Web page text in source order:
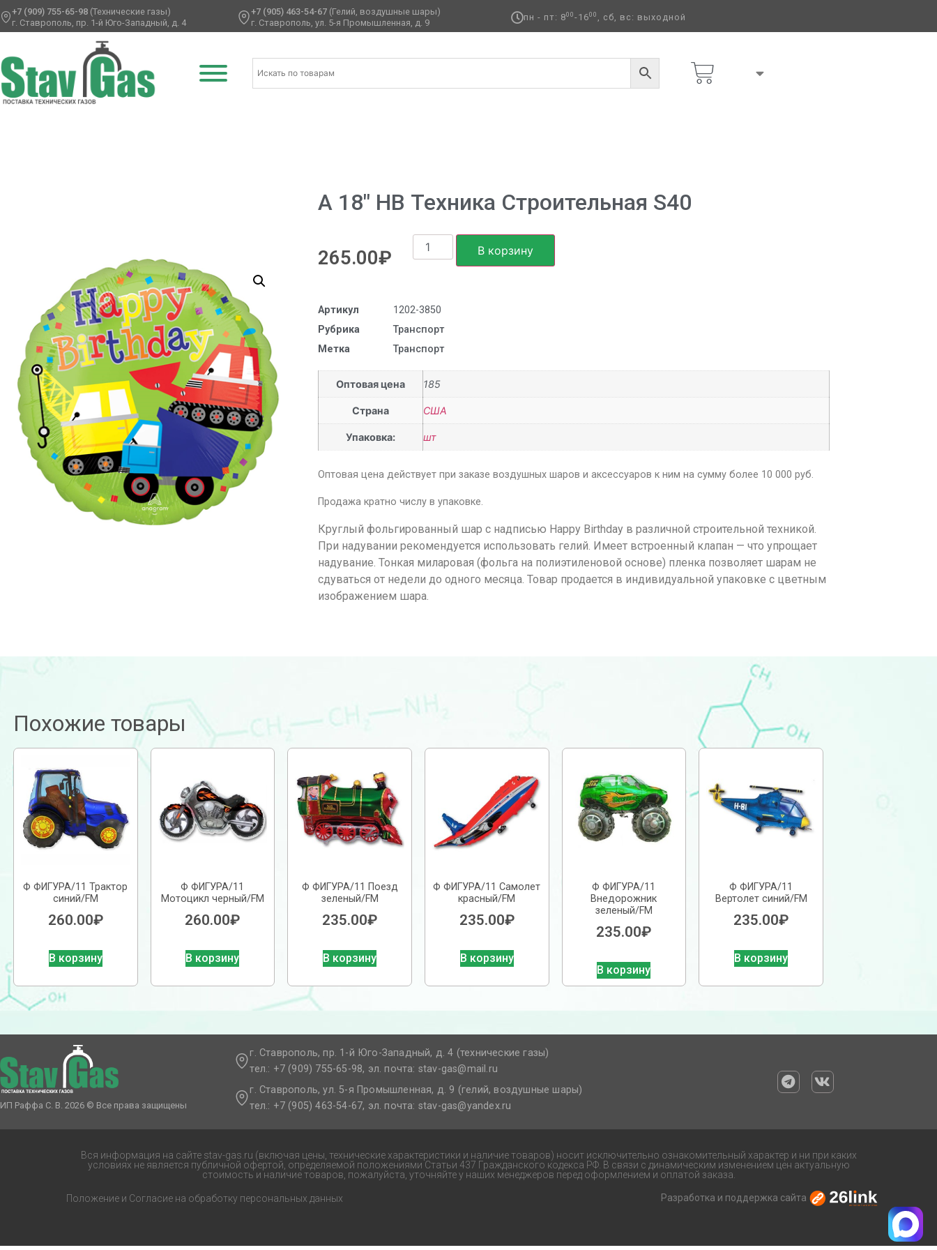
+7 (909) 755-65-98 (Технические газы)
г. Ставрополь, пр. 1-й Юго-Западный, д. 4
+7 (905) 463-54-67 (Гелий, воздушные шары)
г. Ставрополь, ул. 5-я Промышленная, д. 9 ​
пн - пт: 800-1600 , сб, вс: выходной
А 18″ HB Техника Строительная S40
265.00₽ В корзину
Артикул
1202-3850
Рубрика
Транспорт
Метка
Транспорт
Оптовая цена 185
Страна США
Упаковка: шт
Оптовая цена действует при заказе воздушных шаров и аксессуаров к ним на сумму более 10 000 руб.
Продажа кратно числу в упаковке.
Круглый фольгированный шар с надписью Happy Birthday в различной строительной техникой.
При надувании рекомендуется использовать гелий. Имеет встроенный клапан — что упрощает
надувание. Тонкая миларовая (фольга на полиэтиленовой основе) пленка позволяет шарам не
сдуваться от недели до одного месяца. Товар продается в индивидуальной упаковке с цветным
изображением шара.
Похожие товары
Ф ФИГУРА/11 Трактор
синий/FM
260.00₽
В корзину
Ф ФИГУРА/11
Мотоцикл черный/FM
260.00₽
В корзину
Ф ФИГУРА/11 Поезд
зеленый/FM
235.00₽
В корзину
Ф ФИГУРА/11 Самолет
красный/FM
235.00₽
В корзину
Ф ФИГУРА/11
Внедорожник
зеленый/FM
235.00₽
В корзину
Ф ФИГУРА/11
Вертолет синий/FM
235.00₽
В корзину
ИП Раффа С. В. 2026 © Все права защищены
г. Ставрополь, пр. 1-й Юго-Западный, д. 4 (технические газы)
тел.: +7 (909) 755-65-98, эл. почта: stav-gas@mail.ru​
г. Ставрополь, ул. 5-я Промышленная, д. 9 (гелий, воздушные шары)
тел.: +7 (905) 463-54-67, эл. почта: stav-gas@yandex.ru​
Вся информация на сайте stav-gas.ru (включая цены, технические характеристики и наличие товаров) носит исключительно ознакомительный характер и ни при каких
условиях не является публичной офертой, определяемой положениями Статьи 437 Гражданского кодекса РФ. В связи с динамическим изменением цен актуальную
стоимость и наличие товаров, пожалуйста, уточняйте у наших менеджеров перед оформлением и оплатой заказа.
Положение и Согласие на обработку персональных данных Разработка и поддержка сайта